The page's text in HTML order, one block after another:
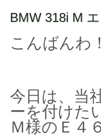
BMW 318i M
こんばんわ！
今日は、当
ーを付けた
Ｍ様のＥ４